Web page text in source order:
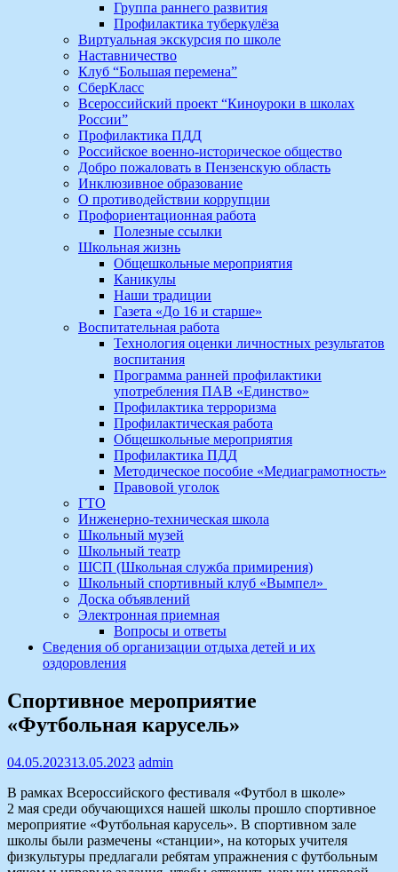
Группа раннего развития
Профилактика туберкулёза
Виртуальная экскурсия по школе
Наставничество
Клуб “Большая перемена”
СберКласс
Всероссийский проект “Киноуроки в школах
России”
Профилактика ПДД
Российское военно-историческое общество
Добро пожаловать в Пензенскую область
Инклюзивное образование
О противодействии коррупции
Профориентационная работа
Полезные ссылки
Школьная жизнь
Общешкольные мероприятия
Каникулы
Наши традиции
Газета «До 16 и старше»
Воспитательная работа
Технология оценки личностных результатов
воспитания
Программа ранней профилактики
употребления ПАВ «Единство»
Профилактика терроризма
Профилактическая работа
Общешкольные мероприятия
Профилактика ПДД
Методическое пособие «Медиаграмотность»
Правовой уголок
ГТО
Инженерно-техническая школа
Школьный музей
Школьный театр
ШСП (Школьная служба примирения)
Школьный спортивный клуб «Вымпел»
Доска объявлений
Электронная приемная
Вопросы и ответы
Сведения об организации отдыха детей и их
оздоровления
Спортивное мероприятие
«Футбольная карусель»
04.05.202313.05.2023 admin
В рамках Всероссийского фестиваля «Футбол в школе»
2 мая среди обучающихся нашей школы прошло спортивное
мероприятие «Футбольная карусель». В спортивном зале
школы были размечены «станции», на которых учителя
физкультуры предлагали ребятам упражнения с футбольным